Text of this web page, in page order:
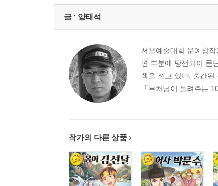
글 : 양태석
서울예술대학 문예창
편 부분에 당선되어 문
책을 쓰고 있다. 출간
『부처님이 들려주는
작가의 다른 상품